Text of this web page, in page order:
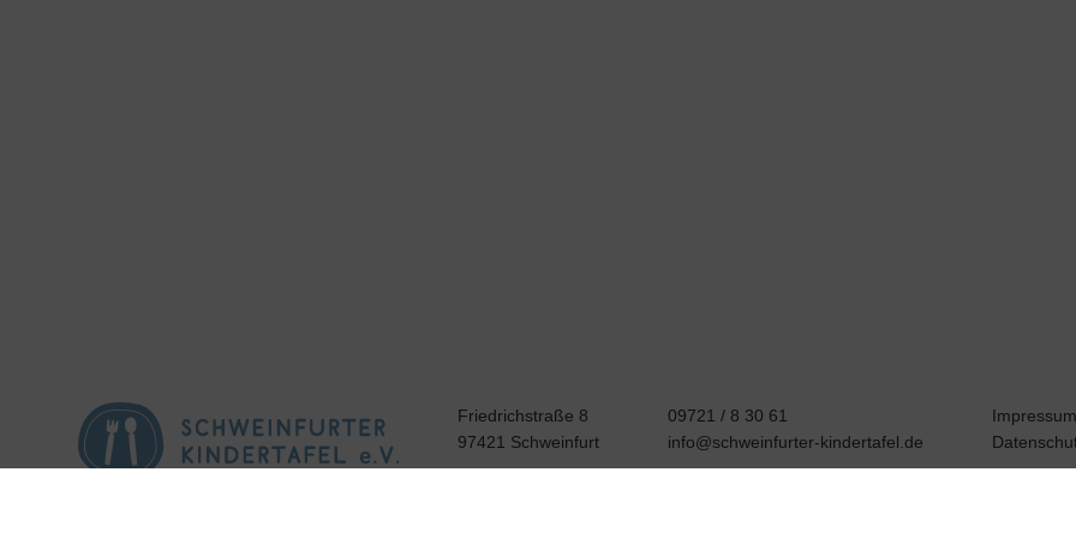
Friedrichstraße 8
97421 Schweinfurt
09721 / 8 30 61
info@schweinfurter-kindertafel.de